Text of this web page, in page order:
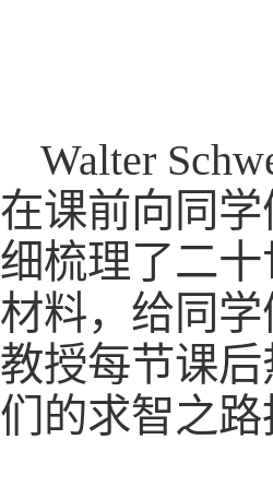
Walter
在课前向同
细梳理了二
材料，给同
教授每节课
们的求智之路